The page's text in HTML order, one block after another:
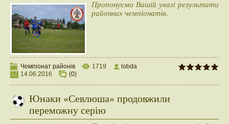
Пропонуємо Вашій увазі результати
районних чемпіонатів.
Чемпіонат районів 1719
lobda
14.06.2016
(0)
Юнаки «Севлюша» продовжили
переможну серію